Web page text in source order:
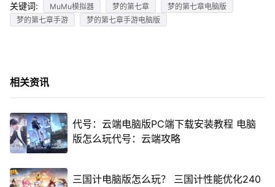
关键词: MuMu模拟器 梦的第七章
梦的第七章电脑版
梦的第七章手游
梦的第七章手游电脑版
相关资讯
代号：云端电脑版PC端下载安装教程 电脑
版怎么玩代号：云端攻略
三国计电脑版怎么玩？ 三国计性能优化240